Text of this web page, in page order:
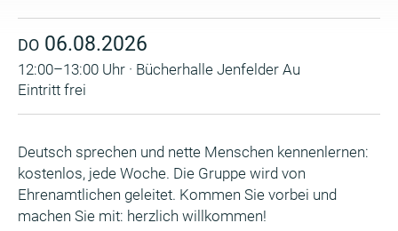
DO 06.08.2026
12:00–13:00 Uhr · Bücherhalle Jenfelder Au
Eintritt frei
Deutsch sprechen und nette Menschen kennenlernen:
kostenlos, jede Woche. Die Gruppe wird von
Ehrenamtlichen geleitet. Kommen Sie vorbei und
machen Sie mit: herzlich willkommen!